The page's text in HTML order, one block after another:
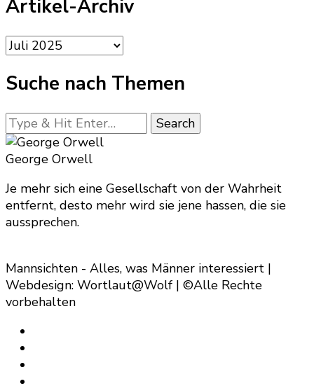
Artikel-Archiv
Artikel-
Archiv
Suche nach Themen
Looking
for
Something?
George Orwell
Je mehr sich eine Gesellschaft von der Wahrheit
entfernt, desto mehr wird sie jene hassen, die sie
aussprechen.
Mannsichten - Alles, was Männer interessiert |
Webdesign: Wortlaut@Wolf | ©Alle Rechte
vorbehalten